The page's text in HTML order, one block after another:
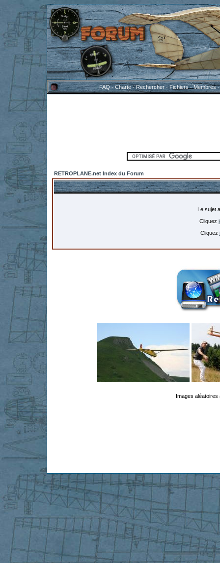
FAQ-Charte-Rechercher-Fichiers-Membres
RETROPLANE.net Index du Forum
Le sujet
Cliquez
Cliquez
Images aléatoires